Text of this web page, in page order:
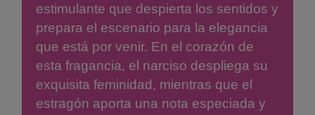
estimulante que despierta los sentidos y
prepara el escenario para la elegancia
que está por venir. En el corazón de
esta fragancia, el narciso despliega su
exquisita feminidad, mientras que el
estragón aporta una nota especiada y